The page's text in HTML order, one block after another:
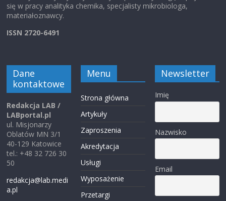
się w pracy analityka chemika, specjalisty mikrobiologa,
materiałoznawcy.
ISSN 2720-6491
Dane
kontaktowe
Redakcja LAB /
LABportal.pl
ul. Misjonarzy
Oblatów MN 3/1
40-129 Katowice
tel.: +48 32 726 30
50
redakcja@lab.medi
a.pl
Menu
Strona główna
Artykuły
Zaproszenia
Akredytacja
Usługi
Wyposażenie
Przetargi
Newsletter
Imię
Nazwisko
Email